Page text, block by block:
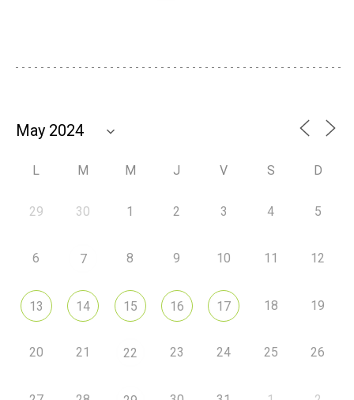
L M M J V S D
29 30 1 2 3 4 5
6 7 8 9 10 11 12
13 14 15 16 17 18 19
20 21 22 23 24 25 26